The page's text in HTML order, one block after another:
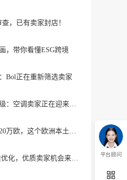
，已有卖家封店！
，带你看懂ESG跨境
Bol正在重新筛选卖家
欧洲热浪持续升级：空调卖家正在迎来窗口期！
从试水到月售超20万欧，这个欧洲本土平台被低估了
bol卖家生态持续优化，优质卖家机会来啦！ 平台顾问